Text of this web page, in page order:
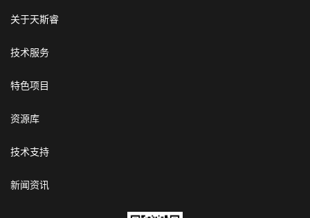
关于天斯睿
技术服务
特色项目
资源库
技术支持
新闻资讯